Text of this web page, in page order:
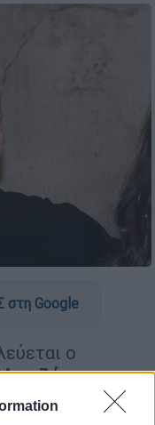
Google
ο
, ο
μήνες
δίνει